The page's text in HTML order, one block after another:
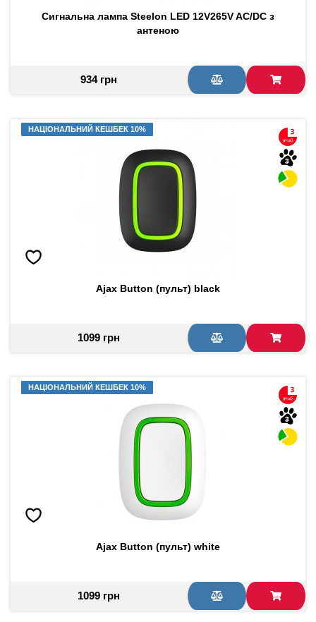
Сигнальна лампа Steelon LED 12V265V AC/DC з
антеною
934 грн
НАЦІОНАЛЬНИЙ КЕШБЕК 10%
НАЦІОНАЛЬНИЙ КЕШБЕК 10%
Ajax Button (пульт) black
1099 грн
НАЦІОНАЛЬНИЙ КЕШБЕК 10%
НАЦІОНАЛЬНИЙ КЕШБЕК 10%
Ajax Button (пульт) white
1099 грн